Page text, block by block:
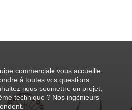
commerciale vous accueille
à toutes vos questions.
nous soumettre un projet,
technique ? Nos ingénieurs